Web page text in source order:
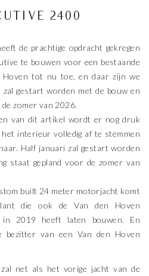
2400
de prachtige opdracht gekregen
te bouwen voor een bestaande
tot nu toe, en daar zijn we
gestart worden met de bouw en
zomer van 2026.
van dit artikel wordt er nog druk
het interieur volledig af te stemmen
Half januari zal gestart worden
staat gepland voor de zomer van
built 24 meter motorjacht komt
die ook deVan den Hoven
in 2019 heeft laten bouwen. En
van een Van den Hoven
net als het vorige jacht van de